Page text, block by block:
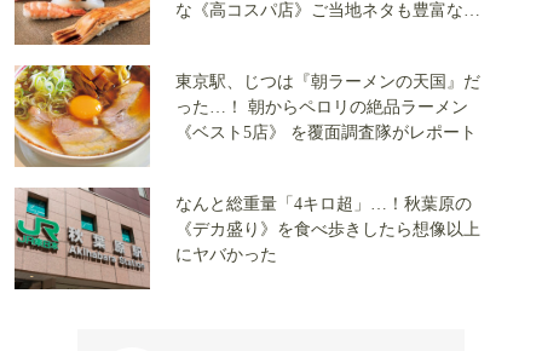
な《高コスパ店》ご当地ネタも豊富な店
東京駅、じつは『朝ラーメンの天国』だ
った…！ 朝からペロリの絶品ラーメン
《ベスト5店》 を覆面調査隊がレポート
なんと総重量「4キロ超」…！秋葉原の
《デカ盛り》を食べ歩きしたら想像以上
にヤバかった